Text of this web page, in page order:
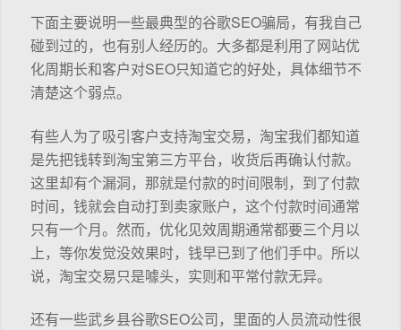
下面主要说明一些最典型的谷歌SEO骗局，有我自己
碰到过的，也有别人经历的。大多都是利用了网站优
化周期长和客户对SEO只知道它的好处，具体细节不
清楚这个弱点。
有些人为了吸引客户支持淘宝交易，淘宝我们都知道
是先把钱转到淘宝第三方平台，收货后再确认付款。
这里却有个漏洞，那就是付款的时间限制，到了付款
时间，钱就会自动打到卖家账户，这个付款时间通常
只有一个月。然而，优化见效周期通常都要三个月以
上，等你发觉没效果时，钱早已到了他们手中。所以
说，淘宝交易只是噱头，实则和平常付款无异。
还有一些武乡县谷歌SEO公司，里面的人员流动性很